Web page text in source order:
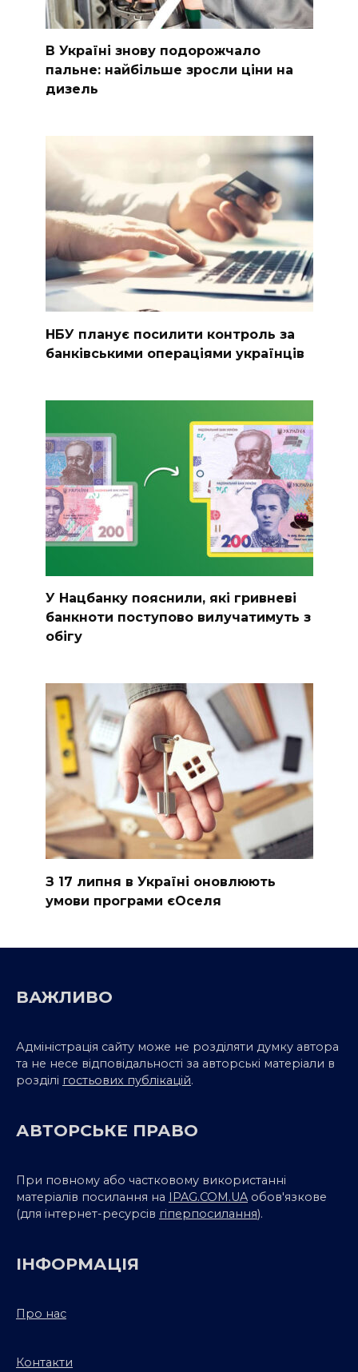
В Україні знову подорожчало
пальне: найбільше зросли ціни на
дизель
НБУ планує посилити контроль за
банківськими операціями українців
У Нацбанку пояснили, які гривневі
банкноти поступово вилучатимуть з
обігу
З 17 липня в Україні оновлюють
умови програми єОселя
ВАЖЛИВО
Адміністрація сайту може не розділяти думку автора
та не несе відповідальності за авторські матеріали в
розділі гостьових публікацій.
АВТОРСЬКЕ ПРАВО
При повному або частковому використанні
матеріалів посилання на IPAG.COM.UA обов'язкове
(для інтернет-ресурсів гіперпосилання).
ІНФОРМАЦІЯ
Про нас
Контакти